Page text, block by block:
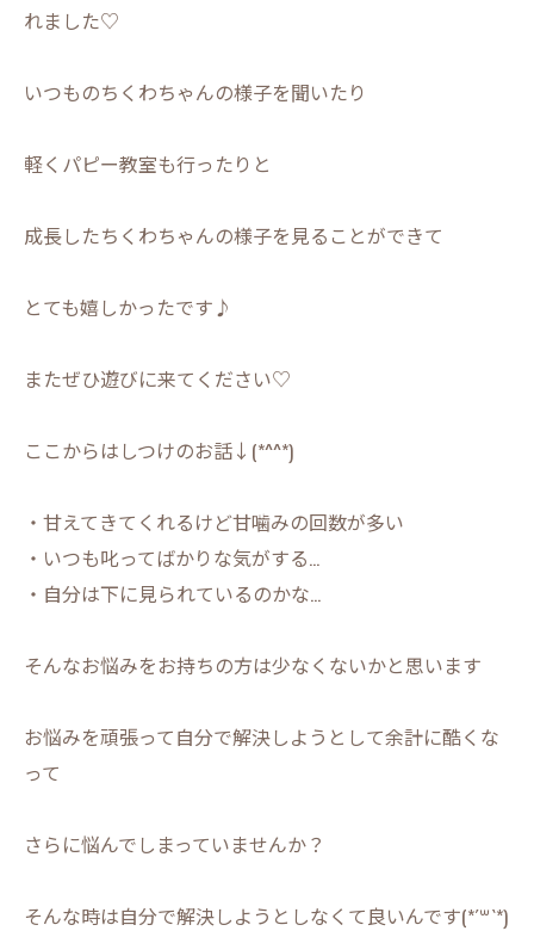
れました♡
いつものちくわちゃんの様子を聞いたり
軽くパピー教室も行ったりと
成長したちくわちゃんの様子を見ることができて
とても嬉しかったです♪
またぜひ遊びに来てください♡
ここからはしつけのお話↓(*^^*)
・甘えてきてくれるけど甘噛みの回数が多い
・いつも叱ってばかりな気がする…
・自分は下に見られているのかな…
そんなお悩みをお持ちの方は少なくないかと思います
お悩みを頑張って自分で解決しようとして余計に酷くな
って
さらに悩んでしまっていませんか？
そんな時は自分で解決しようとしなくて良いんです(*´꒳`*)